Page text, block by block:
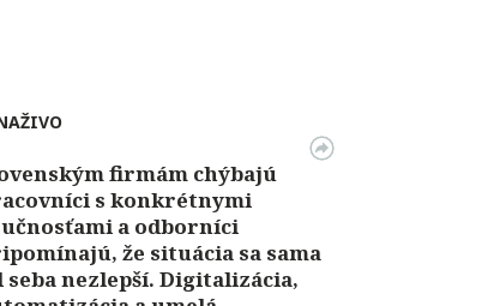
firmám chýbajú
s konkrétnymi
a odborníci
že situácia sa sama
seba nezlepší. Digitalizácia,